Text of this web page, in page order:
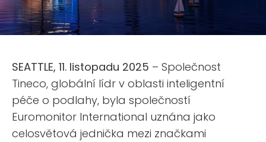
SEATTLE, 11. listopadu 2025 – Společnost
Tineco, globální lídr v oblasti inteligentní
péče o podlahy, byla společností
Euromonitor International uznána jako
celosvětová jednička mezi značkami